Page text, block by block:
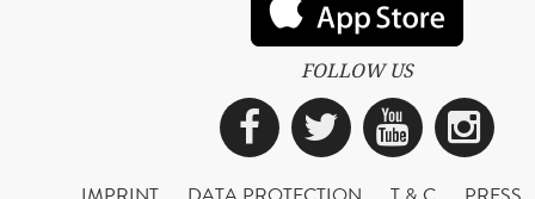
FOLLOW US
Facebook
Twitter